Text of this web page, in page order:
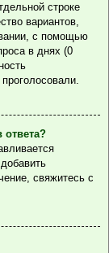
строке
вариантов,
с помощью
в днях (0
свяжитесь с